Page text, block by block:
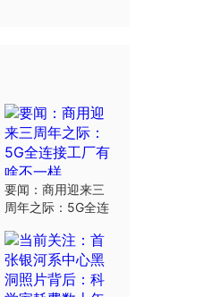
要闻：商用迎来三
周年之际：5G全连